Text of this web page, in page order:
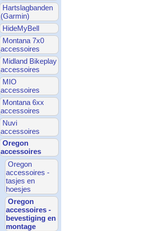
Hartslagbanden
(Garmin)
HideMyBell
Montana 7x0
accessoires
Midland Bikeplay
accessoires
MIO
accessoires
Montana 6xx
accessoires
Nuvi
accessoires
Oregon
accessoires
Oregon
accessoires -
tasjes en
hoesjes
Oregon
accessoires -
bevestiging en
montage